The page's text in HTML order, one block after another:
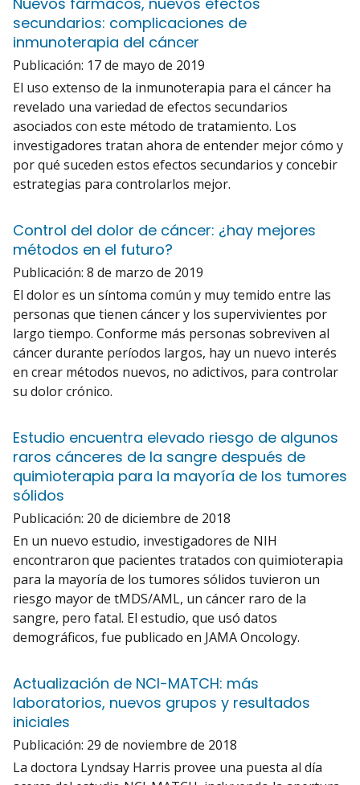
secundarios: complicaciones de
inmunoterapia del cáncer
Publicación: 17 de mayo de 2019
El uso extenso de la inmunoterapia para el cáncer ha
revelado una variedad de efectos secundarios
asociados con este método de tratamiento. Los
investigadores tratan ahora de entender mejor cómo y
por qué suceden estos efectos secundarios y concebir
estrategias para controlarlos mejor.
Control del dolor de cáncer: ¿hay mejores
métodos en el futuro?
Publicación: 8 de marzo de 2019
El dolor es un síntoma común y muy temido entre las
personas que tienen cáncer y los supervivientes por
largo tiempo. Conforme más personas sobreviven al
cáncer durante períodos largos, hay un nuevo interés
en crear métodos nuevos, no adictivos, para controlar
su dolor crónico.
Estudio encuentra elevado riesgo de algunos
raros cánceres de la sangre después de
quimioterapia para la mayoría de los tumores
sólidos
Publicación: 20 de diciembre de 2018
En un nuevo estudio, investigadores de NIH
encontraron que pacientes tratados con quimioterapia
para la mayoría de los tumores sólidos tuvieron un
riesgo mayor de tMDS/AML, un cáncer raro de la
sangre, pero fatal. El estudio, que usó datos
demográficos, fue publicado en JAMA Oncology.
Actualización de NCI-MATCH: más
laboratorios, nuevos grupos y resultados
iniciales
Publicación: 29 de noviembre de 2018
La doctora Lyndsay Harris provee una puesta al día